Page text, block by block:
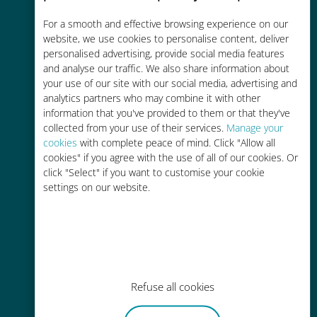
For a smooth and effective browsing experience on our
website, we use cookies to personalise content, deliver
personalised advertising, provide social media features
and analyse our traffic. We also share information about
your use of our site with our social media, advertising and
analytics partners who may combine it with other
information that you've provided to them or that they've
collected from your use of their services. Manage your
cookies with complete peace of mind. Click "Allow all
cookies" if you agree with the use of all of our cookies. Or
click "Select" if you want to customise your cookie
settings on our website.
Refuse all cookies
Économique
Jusqu'à 90 % moins cher que les
frais d'itinérance avec votre
opérateur habituel
Recharge facile